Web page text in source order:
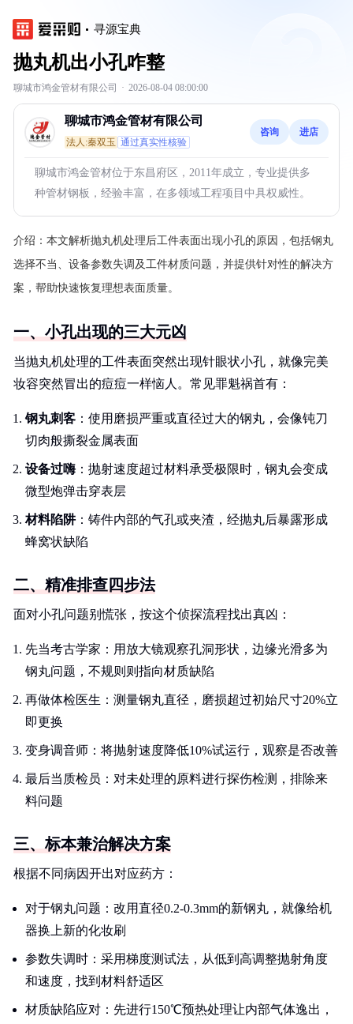
寻源宝典
抛丸机出小孔咋整
聊城市鸿金管材有限公司 · 2026-08-04 08:00:00
聊城市鸿金管材有限公司
法人:秦双玉 通过真实性核验
咨询 进店
聊城市鸿金管材位于东昌府区，2011年成立，专业提供多
种管材钢板，经验丰富，在多领域工程项目中具权威性。
介绍： 本文解析抛丸机处理后工件表面出现小孔的原因，包括钢丸
选择不当、设备参数失调及工件材质问题，并提供针对性的解决方
案，帮助快速恢复理想表面质量。
一、小孔出现的三大元凶
当抛丸机处理的工件表面突然出现针眼状小孔，就像完美
妆容突然冒出的痘痘一样恼人。常见罪魁祸首有：
钢丸刺客 ：使用磨损严重或直径过大的钢丸，会像钝刀
切肉般撕裂金属表面
设备过嗨 ：抛射速度超过材料承受极限时，钢丸会变成
微型炮弹击穿表层
材料陷阱：铸件内部的气孔或夹渣，经抛丸后暴露形成
蜂窝状缺陷
二、精准排查四步法
面对小孔问题别慌张，按这个侦探流程找出真凶：
先当考古学家：用放大镜观察孔洞形状，边缘光滑多为
钢丸问题，不规则则指向材质缺陷
再做体检医生：测量钢丸直径，磨损超过初始尺寸20%立
即更换
变身调音师：将抛射速度降低10%试运行，观察是否改善
最后当质检员：对未处理的原料进行探伤检测，排除来
料问题
三、标本兼治解决方案
根据不同病因开出对应药方：
对于钢丸问题：改用直径0.2-0.3mm的新钢丸，就像给机
器换上新的化妆刷
参数失调时：采用梯度测试法，从低到高调整抛射角度
和速度，找到材料舒适区
材质缺陷应对：先进行150℃预热处理让内部气体逸出，